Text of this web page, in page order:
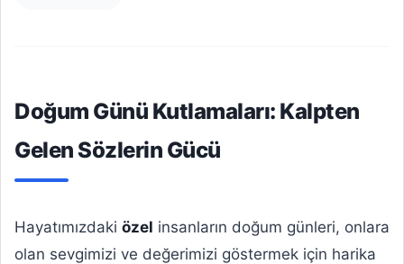
Doğum Günü Kutlamaları: Kalpten
Gelen Sözlerin Gücü
Hayatımızdaki özel insanların doğum günleri, onlara
olan sevgimizi ve değerimizi göstermek için harika